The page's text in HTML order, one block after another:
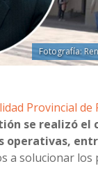
Fotografía:
Provincial de
se realizó el
a solucionar